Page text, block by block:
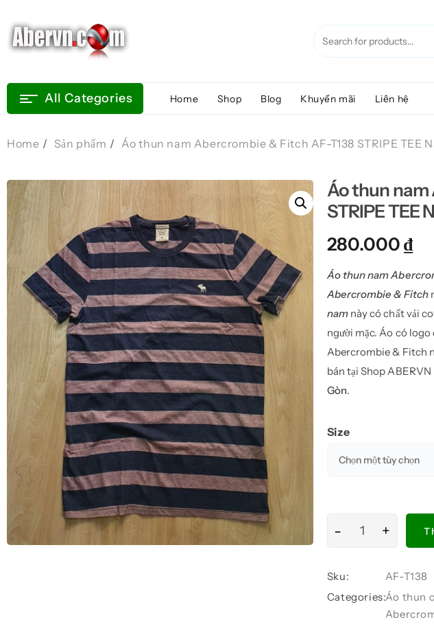
content
All Categories Home Shop Blog Khuyến mãi Liên hệ
Home Sản phẩm Áo thun nam Abercrombie & Fitch AF-T138 STRIPE TEE
Áo thun nam
STRIPE TEE
280.000₫
Áo thun nam
Abercrombie & Fitch
namnày có chất vải
người mặc. Áo có
Abercrombie & Fitch
bán tại Shop
Gòn.
Size
-
Áo
Abercrombie
&
+
Sku:
AF-T138
Categories:Áo thun